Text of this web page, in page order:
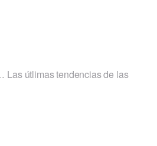
Las útlimas tendencias de las